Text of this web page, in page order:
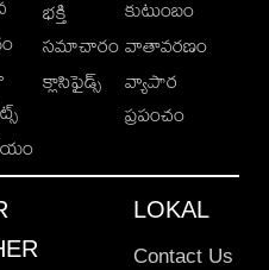
భక్తి
సమాచారం
క్లాసిఫైడ్స్
కుటుంబం
వాతావరణం
వ్యాపార
ప్రపంచం
LOKAL
Contact Us